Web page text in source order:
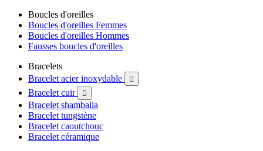
Boucles d'oreilles
Boucles d'oreilles Femmes
Boucles d'oreilles Hommes
Fausses boucles d'oreilles
Bracelets
Bracelet acier inoxydable

Bracelet cuir 
Bracelet shamballa
Bracelet tungstène
Bracelet caoutchouc
Bracelet céramique